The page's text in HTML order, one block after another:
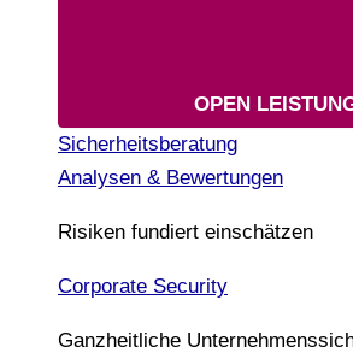
OPEN
Sicherheitsberatung
Analysen & Bewertungen
Risiken fundiert einschätzen
Corporate Security
Ganzheitliche